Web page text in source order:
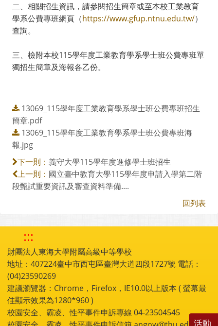
二、相關招生資訊，請參閱招生簡章或至本校工業教育
學系公費專班網頁（https://www.gfup.ntnu.edu.tw/）
查詢。
三、檢附本校115學年度工業教育學系學士班公費專班單
獨招生簡章及海報各乙份。
13069_115學年度工業教育學系學士班公費專班招生
簡章.pdf
13069_115學年度工業教育學系學士班公費專班海
報.jpg
下一則： 義守大學115學年度進修學士班招生
上一則： 國立臺中教育大學115學年度申請入學第二階
段甄試重要資訊及審查資料準備....
回列表
:::
財團法人東海大學附屬高級中等學校
地址：407224臺中市西屯區臺灣大道四段1727號 電話：
(04)23590269
建議瀏覽器：Chrome，Firefox，IE10.0以上版本 ( 螢幕最
佳顯示效果為1280*960 )
校園安全、霸凌、性平事件申訴專線 04-23504545
活動